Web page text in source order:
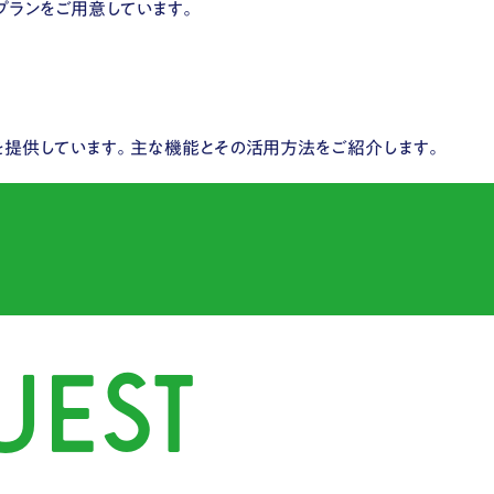
ンをご用意しています。
供しています。​主な機能とその活用方法をご紹介します。